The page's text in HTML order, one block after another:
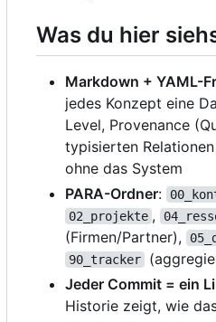
Was du hier
Markdown + YAML-
jedes Konzept eine
Level, Provenance
typisierten
ohne das System
PARA-Ordner:
02_projekte ,
(Firmen/Partner),
90_tracker
Jeder Commit = ein
Historie zeigt, wie